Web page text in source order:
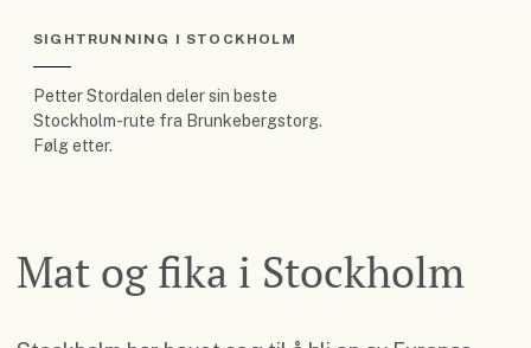
SIGHTRUNNING I STOCKHOLM
Petter Stordalen deler sin beste
Stockholm-rute fra Brunkebergstorg.
Følg etter.
Mat og fika i Stockholm